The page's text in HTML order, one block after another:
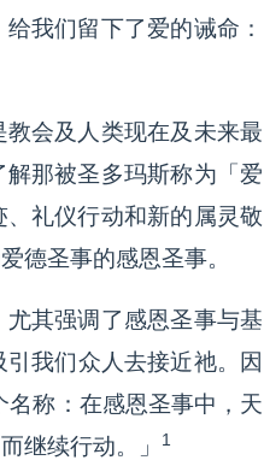
我们留下了爱的诫命：
会及人类现在及未来最
那被圣多玛斯称为「爱
礼仪行动和新的属灵敬
德圣事的感恩圣事。
其强调了感恩圣事与基
引我们众人去接近祂。因
名称：在感恩圣事中，天
继续行动。」
1